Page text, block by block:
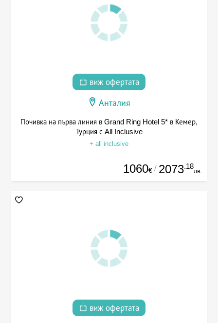
виж офертата
Анталия
Почивка на първа линия в Grand Ring Hotel 5* в Кемер,
Турция с All Inclusive
+ all inclusive
1060€ / 2073.18
лв.
виж офертата